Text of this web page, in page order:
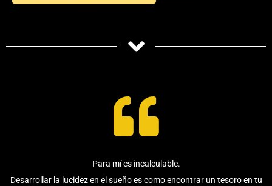
Para mí es incalculable.
Desarrollar la lucidez en el sueño es como encontrar un tesoro en tu